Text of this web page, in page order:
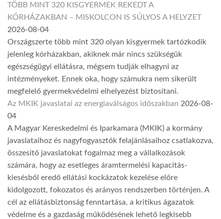
TÖBB MINT 320 KISGYERMEK REKEDT A
KÓRHÁZAKBAN – MISKOLCON IS SÚLYOS A HELYZET
2026-08-04
Országszerte több mint 320 olyan kisgyermek tartózkodik
jelenleg kórházakban, akiknek már nincs szükségük
egészségügyi ellátásra, mégsem tudják elhagyni az
intézményeket. Ennek oka, hogy számukra nem sikerült
megfelelő gyermekvédelmi elhelyezést biztosítani.
Az MKIK javaslatai az energiaválságos időszakban 2026-08-
04
A Magyar Kereskedelmi és Iparkamara (MKIK) a kormány
javaslataihoz és nagyfogyasztók felajánlásaihoz csatlakozva,
összesítő javaslatokat fogalmaz meg a vállalkozások
számára, hogy az esetleges áramtermelési kapacitás-
kiesésből eredő ellátási kockázatok kezelése előre
kidolgozott, fokozatos és arányos rendszerben történjen. A
cél az ellátásbiztonság fenntartása, a kritikus ágazatok
védelme és a gazdaság működésének lehető legkisebb